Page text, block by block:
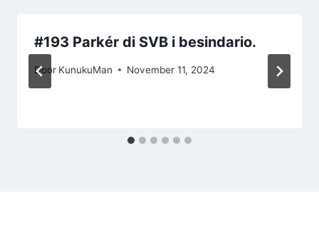
#193 Parkér di SVB i besindario.
Door KunukuMan November 11, 2024